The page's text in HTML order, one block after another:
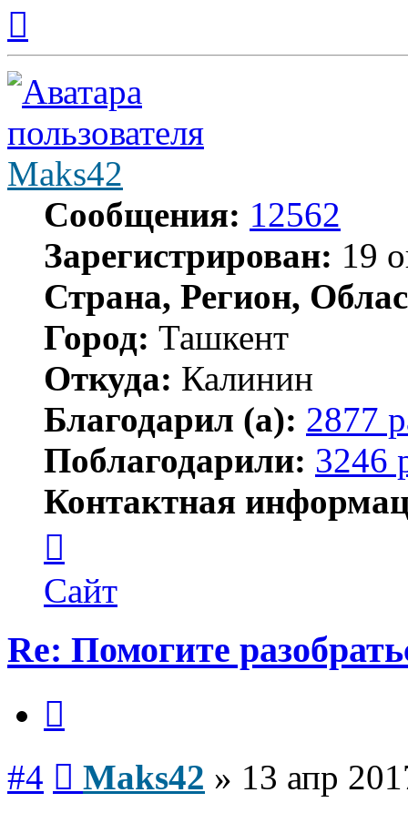
началу
Maks42
Сообщения: 12562
Зарегистрирован: 19
Страна, Регион,
Город: Ташкент
Откуда: Калинин
Благодарил (а): 2877
Поблагодарили: 3246
Контактная
пользователя
Maks42
Сайт
Re: Помогите
#4 Maks42 » 13 апр